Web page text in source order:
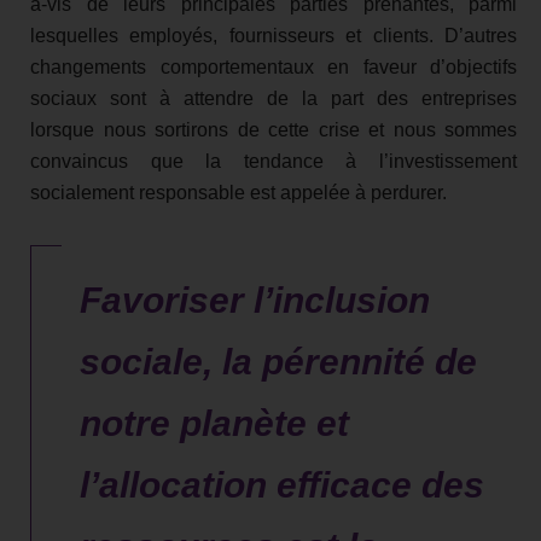
à-vis de leurs principales parties prenantes, parmi
lesquelles employés, fournisseurs et clients. D’autres
changements comportementaux en faveur d’objectifs
sociaux sont à attendre de la part des entreprises
lorsque nous sortirons de cette crise et nous sommes
convaincus que la tendance à l’investissement
socialement responsable est appelée à perdurer.
Favoriser l’inclusion
sociale, la pérennité de
notre planète et
l’allocation efficace des